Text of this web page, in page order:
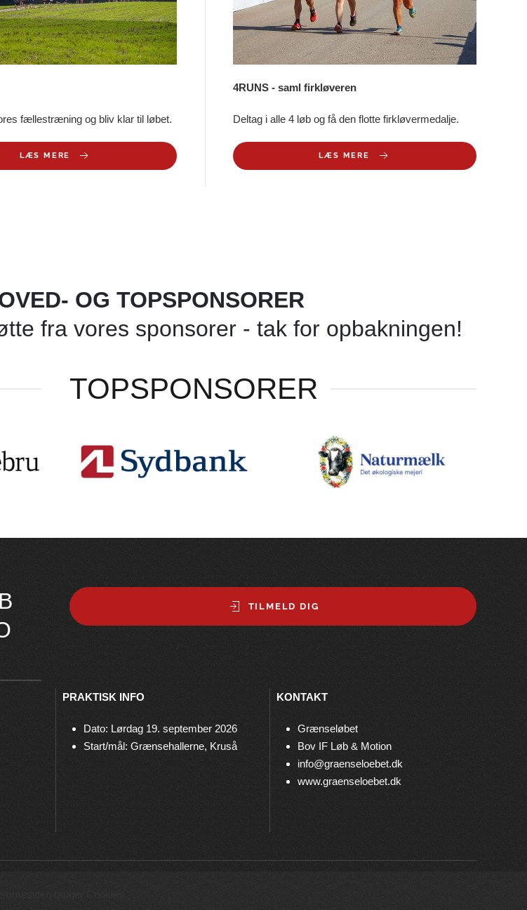
fællestræning og bliv klar til løbet.
LÆS MERE
4RUNS - saml firkløveren
Deltag i alle 4 løb og få den flotte firkløvermedalje.
LÆS MERE
OG TOPSPONSORER
fra vores sponsorer - tak for opbakningen!
TOPSPONSORER
TILMELD DIG
PRAKTISK INFO
Dato: Lørdag 19. september 2026
Start/mål: Grænsehallerne, Kruså
KONTAKT
Grænseløbet
Bov IF Løb & Motion
info@graenseloebet.dk
www.graenseloebet.dk